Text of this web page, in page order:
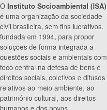
O Instituto Socioambiental (ISA)
é uma organização da sociedade
civil brasileira, sem fins lucrativos,
fundada em 1994, para propor
soluções de forma integrada a
questões sociais e ambientais com
foco central na defesa de bens e
direitos sociais, coletivos e difusos
relativos ao meio ambiente, ao
patrimônio cultural, aos direitos
humanos e dos povos.